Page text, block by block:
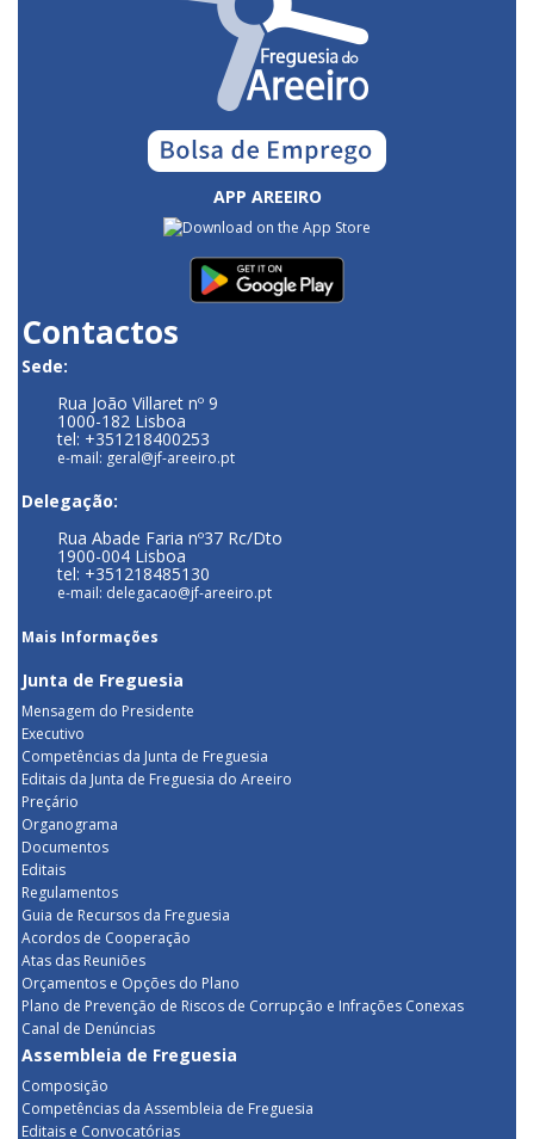
APP AREEIRO
Contactos
Sede:
Rua João Villaret nº 9
1000-182 Lisboa
tel: +351218400253
e-mail: geral@jf-areeiro.pt
Delegação:
Rua Abade Faria nº37 Rc/Dto
1900-004 Lisboa
tel: +351218485130
e-mail: delegacao@jf-areeiro.pt
Mais Informações
Junta de Freguesia
Mensagem do Presidente
Executivo
Competências da Junta de Freguesia
Editais da Junta de Freguesia do Areeiro
Preçário
Organograma
Documentos
Editais
Regulamentos
Guia de Recursos da Freguesia
Acordos de Cooperação
Atas das Reuniões
Orçamentos e Opções do Plano
Plano de Prevenção de Riscos de Corrupção e Infrações Conexas
Canal de Denúncias
Assembleia de Freguesia
Composição
Competências da Assembleia de Freguesia
Editais e Convocatórias